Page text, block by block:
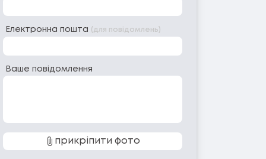
Електронна пошта (для повідомлень)
Ваше повідомлення
прикріпити фото